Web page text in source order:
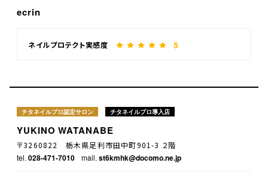
ecrin
ネイルプロテクト実感度 5
チタネイルプロ認定サロン チタネイルプロ導入店
YUKINO WATANABE
〒3260822 栃木県足利市田中町901-3 ２階
tel. 028-471-7010 mail. st6kmhk@docomo.ne.jp